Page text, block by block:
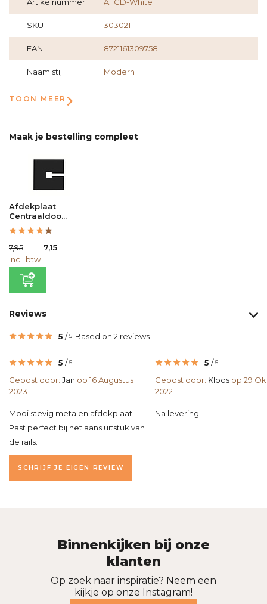
SKU 303021
EAN 8721161309758
Naam stijl Modern
TOON MEER
Maak je bestelling compleet
Afdekplaat
Centraaldoo...
7,95
7,15
Incl. btw
Reviews
5 /5 Based on 2 reviews
5 /5
Gepost door: Jan op 16 Augustus
2023
Mooi stevig metalen afdekplaat.
Past perfect bij het aansluitstuk van
de rails.
5 /5
Gepost door: Kloos op 29
2022
Na levering
SCHRIJF JE EIGEN REVIEW
Binnenkijken bij onze
klanten
Op zoek naar inspiratie? Neem een
kijkje op onze Instagram!